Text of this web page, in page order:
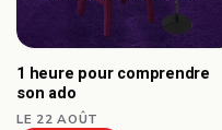
1 heure pour comprendre
son ado
LE 22 AOÛT